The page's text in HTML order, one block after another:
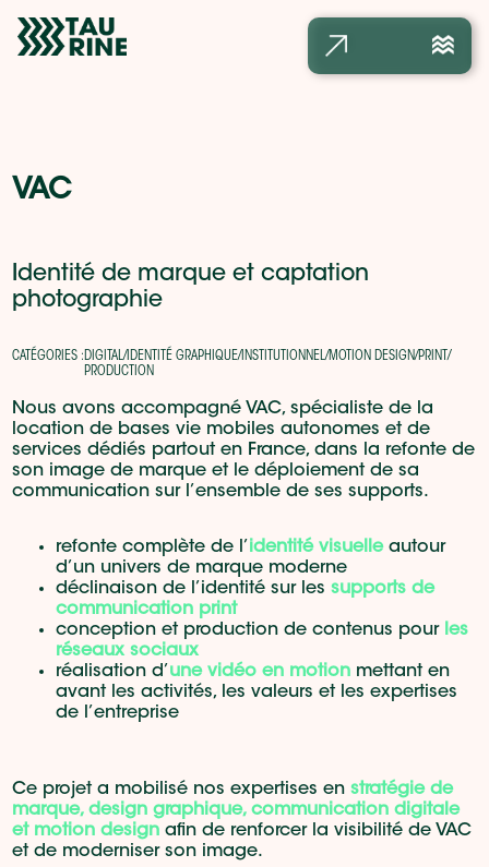
VAC
Identité de marque et captation
photographie
CATÉGORIES :DIGITAL/IDENTITÉ GRAPHIQUE/INSTITUTIONNEL/MOTION DESIGN/PRINT/
PRODUCTION
Nous avons accompagné VAC, spécialiste de la
location de bases vie mobiles autonomes et de
services dédiés partout en France, dans la refonte de
son image de marque et le déploiement de sa
communication sur l’ensemble de ses supports.
refonte complète de l’identité visuelleautour
d’un univers de marque moderne
déclinaison de l’identité sur lessupports de
communication print
conception et production de contenus pour les
réseaux sociaux
réalisation d’une vidéo en motion mettant en
avant les activités, les valeurs et les expertises
de l’entreprise
Ce projet a mobilisé nos expertises enstratégie de
marque, design graphique, communication digitale
et motion design afin de renforcer la visibilité de VAC
et de moderniser son image.